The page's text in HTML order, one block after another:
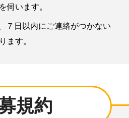
伺います。
７日以内にご連絡がつかない
ます。
規約